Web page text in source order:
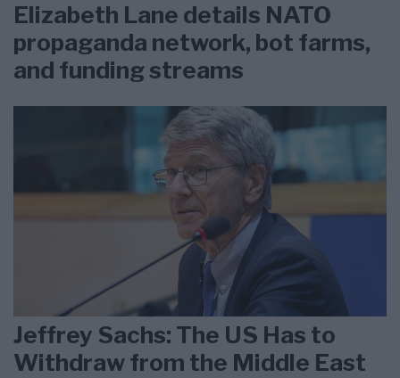
Elizabeth Lane details NATO
propaganda network, bot farms,
and funding streams
Jeffrey Sachs: The US Has to
Withdraw from the Middle East